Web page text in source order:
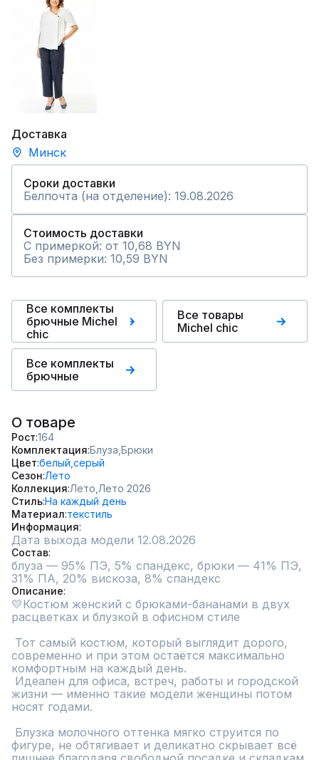
Доставка
Минск
Сроки доставки
Белпочта (на отделение): 19.08.2026
Стоимость доставки
С примеркой: от 10,68 BYN
Без примерки: 10,59 BYN
Все комплекты
брючные Michel
chic
Все товары
Michel chic
Все комплекты
брючные
О товаре
Рост 164
Комплектация Блуза, Брюки
Цвет белый, серый
Сезон Лето
Коллекция Лето, Лето 2026
СтильНа каждый день
Материал текстиль
Информация
Дата выхода модели 12.08.2026
Состав
блуза — 95% ПЭ, 5% спандекс, брюки — 41% ПЭ,
31% ПА, 20% вискоза, 8% спандекс
Описание
💛Костюм женский с брюками-бананами в двух
расцветках и блузкой в офисном стиле
современно и при этом остаётся максимально
комфортным на каждый день.
жизни — именно такие модели женщины потом
носят годами.
фигуре, не обтягивает и деликатно скрывает всё